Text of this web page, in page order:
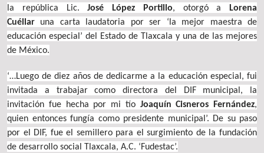
la república Lic.José López Portillo, otorgó a
Lorena
Cuéllar una carta laudatoria por ser ‘la mejor maestra de
educación especial’ del Estado de Tlaxcala y una de las mejores
de México.
‘…Luego de diez años de dedicarme a la educación especial, fui
invitada a trabajar como directora del DIF municipal, la
invitación fue hecha por mi tío Joaquín Cisneros Fernández,
quien entonces fungía como presidente municipal’. De su paso
por el DIF, fue el semillero para el surgimiento de la fundación
de desarrollo social Tlaxcala, A.C. ‘Fudestac’.